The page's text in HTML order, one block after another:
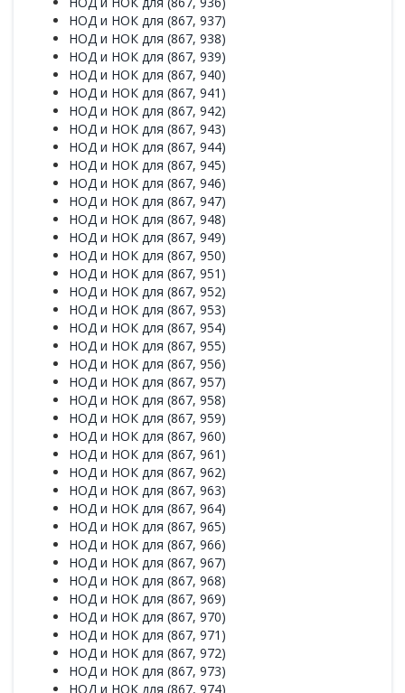
НОД и НОК для (867, 937)
НОД и НОК для (867, 938)
НОД и НОК для (867, 939)
НОД и НОК для (867, 940)
НОД и НОК для (867, 941)
НОД и НОК для (867, 942)
НОД и НОК для (867, 943)
НОД и НОК для (867, 944)
НОД и НОК для (867, 945)
НОД и НОК для (867, 946)
НОД и НОК для (867, 947)
НОД и НОК для (867, 948)
НОД и НОК для (867, 949)
НОД и НОК для (867, 950)
НОД и НОК для (867, 951)
НОД и НОК для (867, 952)
НОД и НОК для (867, 953)
НОД и НОК для (867, 954)
НОД и НОК для (867, 955)
НОД и НОК для (867, 956)
НОД и НОК для (867, 957)
НОД и НОК для (867, 958)
НОД и НОК для (867, 959)
НОД и НОК для (867, 960)
НОД и НОК для (867, 961)
НОД и НОК для (867, 962)
НОД и НОК для (867, 963)
НОД и НОК для (867, 964)
НОД и НОК для (867, 965)
НОД и НОК для (867, 966)
НОД и НОК для (867, 967)
НОД и НОК для (867, 968)
НОД и НОК для (867, 969)
НОД и НОК для (867, 970)
НОД и НОК для (867, 971)
НОД и НОК для (867, 972)
НОД и НОК для (867, 973)
НОД и НОК для (867, 974)